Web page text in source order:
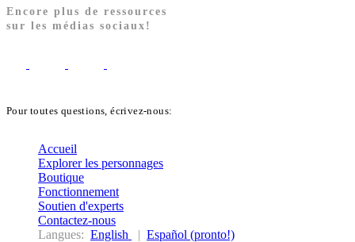
Encore plus de ressources
sur les médias sociaux!
Pour toutes questions, écrivez-nous:
Accueil
Explorer les personnages
Boutique
Fonctionnement
Soutien d'experts
Contactez-nous
Langues: English | Español (pronto!)